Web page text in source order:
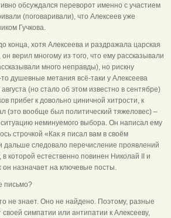
обсуждался переворот именно с участием
(поговаривали), что Алексеев уже
Гучкова.
конца, хотя Алексеева и раздражала царская
верил многому из того, что ему рассказывали
много неправды), но рискну
душевные метания всё-таки у Алексеева
(но стало об этом известно в сентябре)
прибег к довольно циничной хитрости, к
(это вообще был политический тяжеловес) –
неминуемого выбора. Он написал ему
строчкой «Как я писал вам в своём
следовало перечисление проявлений
которой естественно повинен Николай II и
назначает на ключевые посты.
письмо?
не знает. Оно не найдено. Поэтому, разные
симпатии или антипатии к Алексееву,